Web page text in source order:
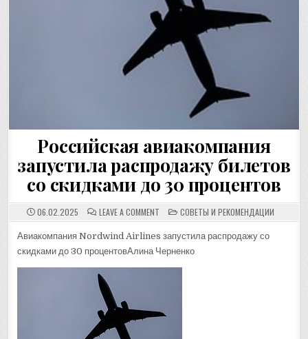
Российская авиакомпания
запустила распродажу билетов
со скидками до 30 процентов
06.02.2025 LEAVE A COMMENT
РОССИЙСКАЯ
ЗАПУСТИЛА
РАСПРОДАЖУ
БИЛЕТОВ
СКИДКАМИ
POSTED
IN
СОВЕТЫ И РЕКОМЕНДАЦИИ
Авиакомпания Nordwind Airlines запустила распродажу со
скидками до 30 процентовАлина Черненко